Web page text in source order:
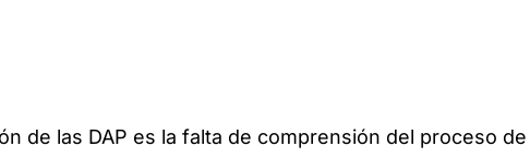
de las DAP es la falta de comprensión del proceso de